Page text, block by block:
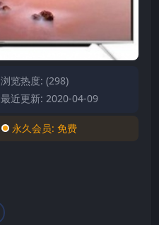
浏览热度: (298)
最近更新: 2020-04-09
永久会员: 免费